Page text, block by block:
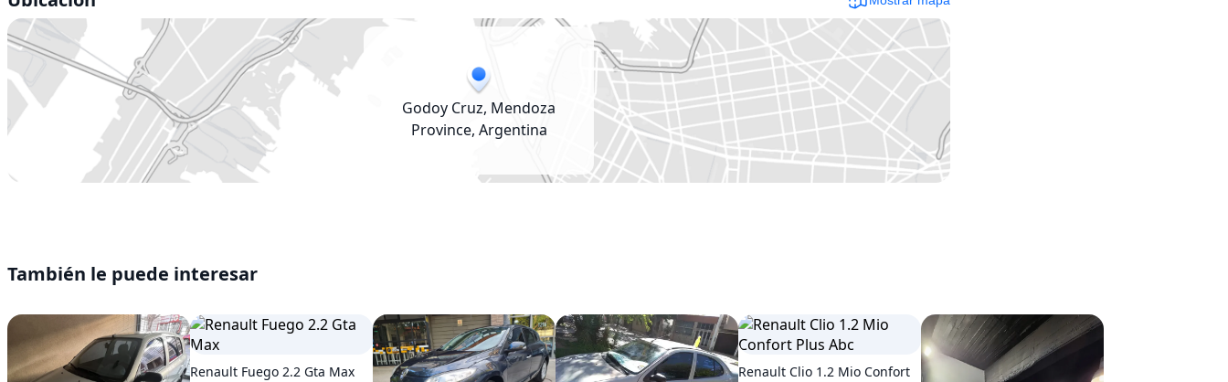
Godoy Cruz, Mendoza
Province, Argentina
También le puede interesar
Renault Fuego 2.2 Gta Max
Renault Clio 1.2 Mio Confort